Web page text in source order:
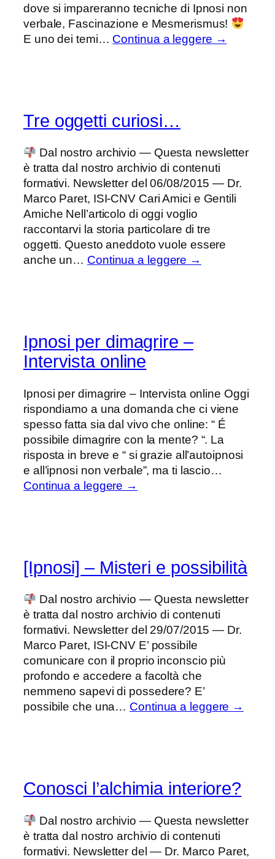
dove si impareranno tecniche di Ipnosi non
verbale, Fascinazione e Mesmerismus!
E uno dei temi… Continua a leggere →
Tre oggetti curiosi…
Dal nostro archivio — Questa newsletter
è tratta dal nostro archivio di contenuti
formativi. Newsletter del 06/08/2015 — Dr.
Marco Paret, ISI-CNV Cari Amici e Gentili
Amiche Nell’articolo di oggi voglio
raccontarvi la storia particolare di tre
oggetti. Questo aneddoto vuole essere
anche un… Continua a leggere →
Ipnosi per dimagrire –
Intervista online
Ipnosi per dimagrire – Intervista online Oggi
rispondiamo a una domanda che ci viene
spesso fatta sia dal vivo che online: “ É
possibile dimagrire con la mente? “. La
risposta in breve e “ si grazie all’autoipnosi
e all’ipnosi non verbale”, ma ti lascio…
Continua a leggere →
[Ipnosi] – Misteri e possibilità
Dal nostro archivio — Questa newsletter
è tratta dal nostro archivio di contenuti
formativi. Newsletter del 29/07/2015 — Dr.
Marco Paret, ISI-CNV E’ possibile
comunicare con il proprio inconscio più
profondo e accedere a facoltà che
nemmeno sapevi di possedere? E’
possibile che una… Continua a leggere →
Conosci l’alchimia interiore?
Dal nostro archivio — Questa newsletter
è tratta dal nostro archivio di contenuti
formativi. Newsletter del — Dr. Marco Paret,